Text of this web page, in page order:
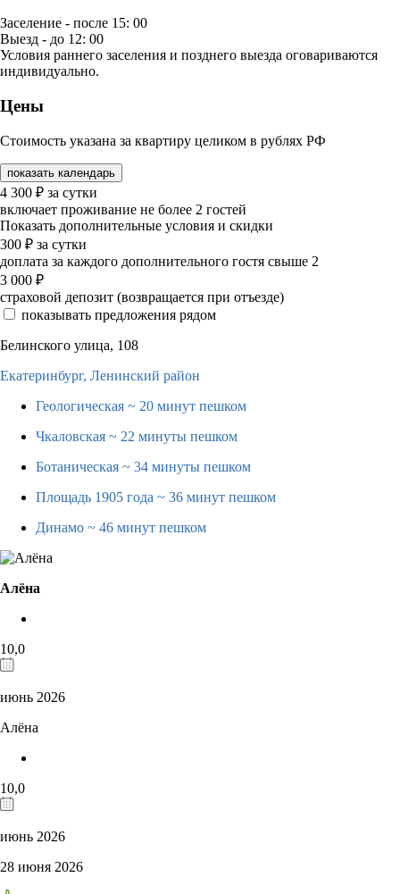
Заселение - после 15: 00
Выезд - до 12: 00
Условия раннего заселения и позднего выезда оговариваются
индивидуально.
Цены
Стоимость указана за квартиру целиком в рублях РФ
показать календарь
4 300 ₽ за сутки
включает проживание не более 2 гостей
Показать дополнительные условия и скидки
300 ₽ за сутки
доплата за каждого дополнительного гостя свыше 2
3 000 ₽
страховой депозит (возвращается при отъезде)
показывать предложения рядом
Белинского улица, 108
Екатеринбург, Ленинский район
Геологическая ~ 20 минут пешком
Чкаловская ~ 22 минуты пешком
Ботаническая ~ 34 минуты пешком
Площадь 1905 года ~ 36 минут пешком
Динамо ~ 46 минут пешком
Алёна
10,0
июнь 2026
Алёна
10,0
июнь 2026
28 июня 2026